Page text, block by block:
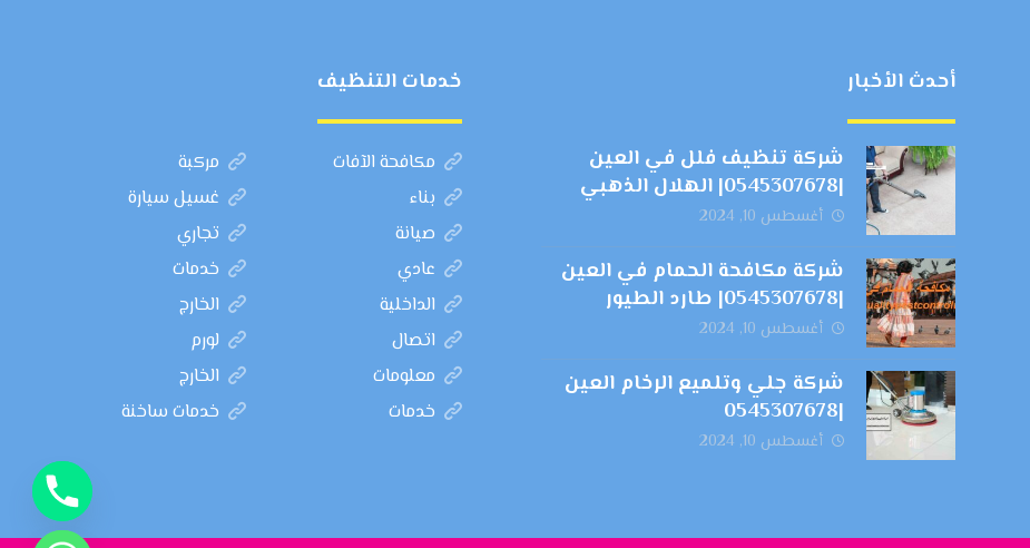
أحدث الأخبار
شركة تنظيف فلل في العين
|0545307678| الهلال الذهبي
أغسطس 10, 2024
شركة مكافحة الحمام في العين
|0545307678| طارد الطيور
أغسطس 10, 2024
شركة جلي وتلميع الرخام العين
|0545307678
أغسطس 10, 2024
خدمات التنظيف
مكافحة الآفات
مركبة
بناء
غسيل سيارة
صيانة
تجاري
عادي
خدمات
الداخلية
الخارج
اتصال
لورم
معلومات
الخارج
خدمات
خدمات ساخنة